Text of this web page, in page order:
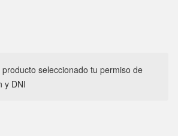
seleccionado tu permiso de
y DNI